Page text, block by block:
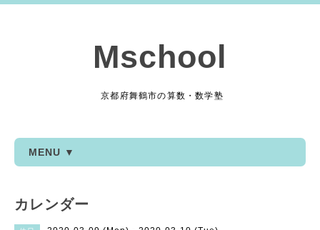
Mschool
京都府舞鶴市の算数・数学塾
MENU ▼
カレンダー